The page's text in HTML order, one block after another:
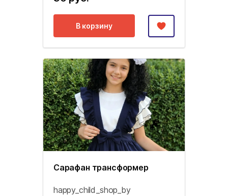
В корзину
Сарафан трансформер
happy_child_shop_by